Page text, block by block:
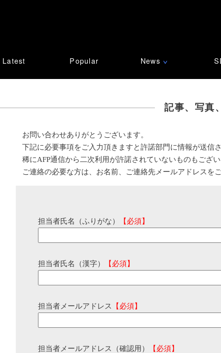
Latest Popular News ∨
記事、写真
お問い合わせありがとうございます。
下記に必要事項をご入力頂きますと許諾部門に情報が送信
稀にAFP通信から二次利用が許諾されていないものもござ
ご連絡の必要な方は、お名前、ご連絡先メールアドレスを
担当者氏名（ふりがな） 【必須】
担当者氏名（漢字） 【必須】
担当者メールアドレス 【必須】
担当者メールアドレス（確認用） 【必須】